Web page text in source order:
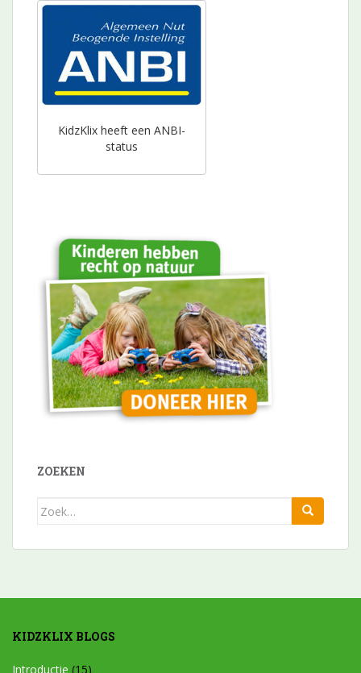
KidzKlix heeft een ANBI-
status
ZOEKEN
Zoek
KIDZKLIX BLOGS
Introductie (15)